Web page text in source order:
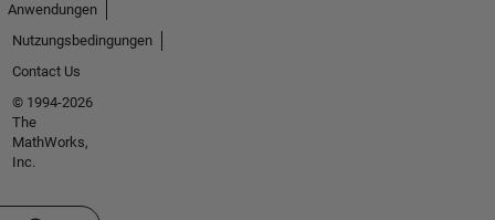
Anwendungen
Nutzungsbedingungen
Contact Us
© 1994-2026
The
MathWorks,
Inc.